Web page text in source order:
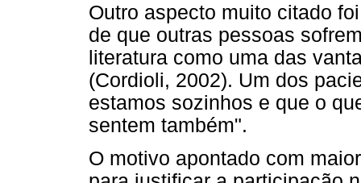
Outro aspecto muito citado
de que outras pessoas
literatura como uma das
(Cordioli, 2002). Um dos
estamos sozinhos e que o
sentem também".
O motivo apontado com